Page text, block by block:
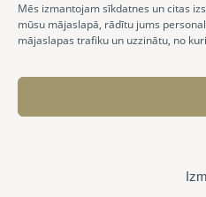
Mēs izmantojam sīkdatnes un citas
mūsu mājaslapā, rādītu jums
mājaslapas trafiku un uzzinātu, no